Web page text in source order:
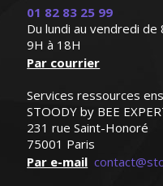
01 82 83 25 99
Du lundi au vendredi
9H à 18H
Par courrier
Services ressources
STOODY by BEE
231 rue Saint-Honoré
75001 Paris
Par e-mail